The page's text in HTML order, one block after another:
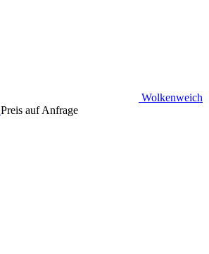
Wolkenweich
Preis auf Anfrage